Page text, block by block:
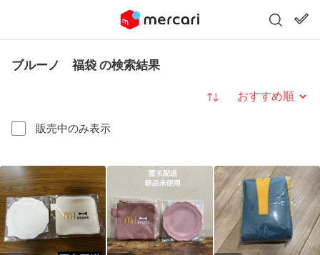
ブルーノ 福袋 の検索結果
販売中のみ表示
並び替え